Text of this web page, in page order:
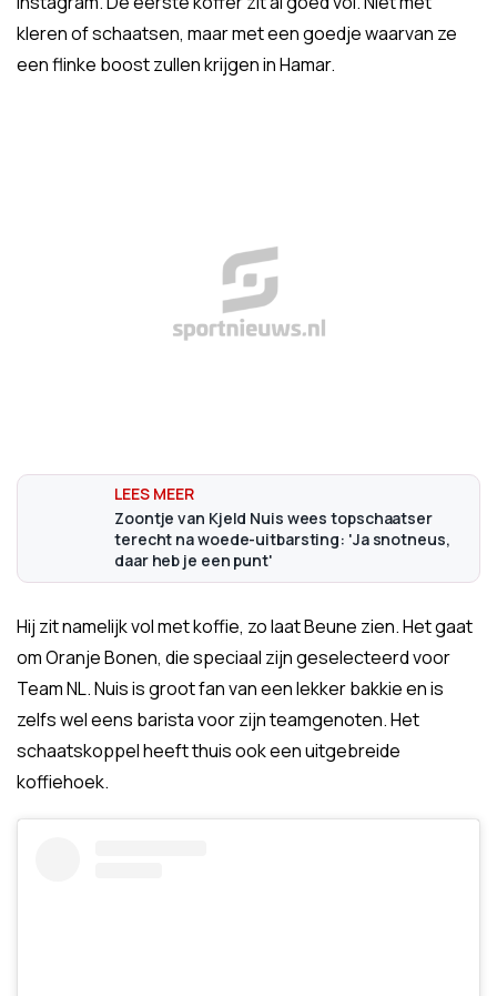
kleren of schaatsen, maar met een goedje waarvan ze
een flinke boost zullen krijgen in Hamar.
Zoontje van Kjeld Nuis wees topschaatser
terecht na woede-uitbarsting: 'Ja snotneus,
daar heb je een punt'
Hij zit namelijk vol met koffie, zo laat Beune zien. Het gaat
om Oranje Bonen, die speciaal zijn geselecteerd voor
Team NL. Nuis is groot fan van een lekker bakkie en is
zelfs wel eens barista voor zijn teamgenoten. Het
schaatskoppel heeft thuis ook een uitgebreide
koffiehoek.